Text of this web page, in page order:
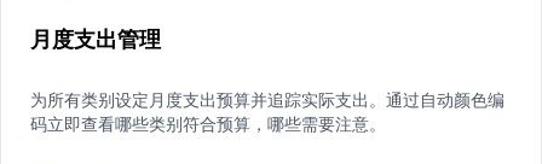
月度支出管理
为所有类别设定月度支出预算并追踪实际支出。通过自动颜色编
码立即查看哪些类别符合预算，哪些需要注意。